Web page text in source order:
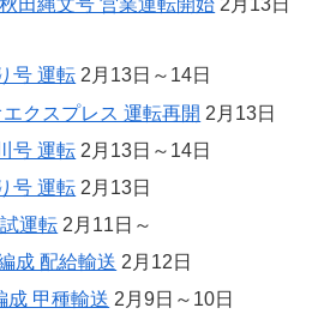
田縄文号 営業運転開始 2月13日
号 運転 2月13日～14日
クスプレス 運転再開 2月13日
号 運転 2月13日～14日
号 運転 2月13日
運転 2月11日～
成 配給輸送 2月12日
成 甲種輸送 2月9日～10日